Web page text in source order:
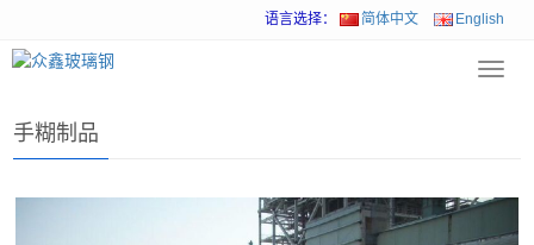
语言选择： 简体中文 English
手糊制品